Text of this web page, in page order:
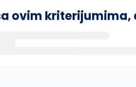
ovim kriterijumima,